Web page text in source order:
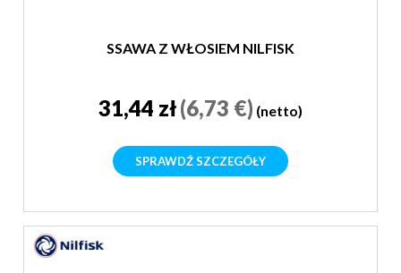
SSAWA Z WŁOSIEM NILFISK
31,44 zł(6,73 €) (netto)
SPRAWDŹ SZCZEGÓŁY